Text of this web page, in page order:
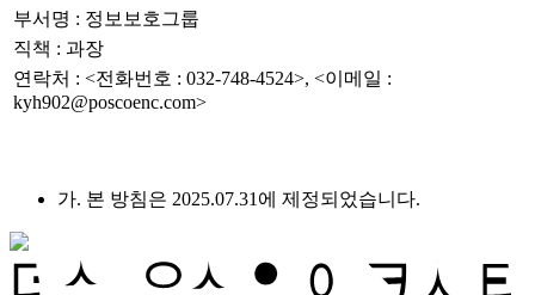
부서명 : 정보보호그룹
직책 : 과장
연락처 : <전화번호 : 032-748-4524>, <이메일 :
kyh902@poscoenc.com>
가. 본 방침은 2025.07.31에 제정되었습니다.